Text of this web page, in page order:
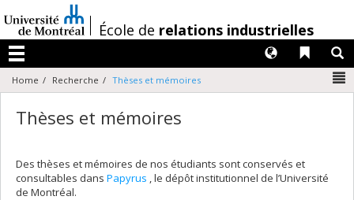
au
contenu
/École de relations industrielles
Menu
Liens
Langues
Home Recherche Thèses et mémoires
Thèses et mémoires
Des thèses et mémoires de nos étudiants sont conservés et
consultables dans Papyrus , le dépôt institutionnel de l’Université
de Montréal.